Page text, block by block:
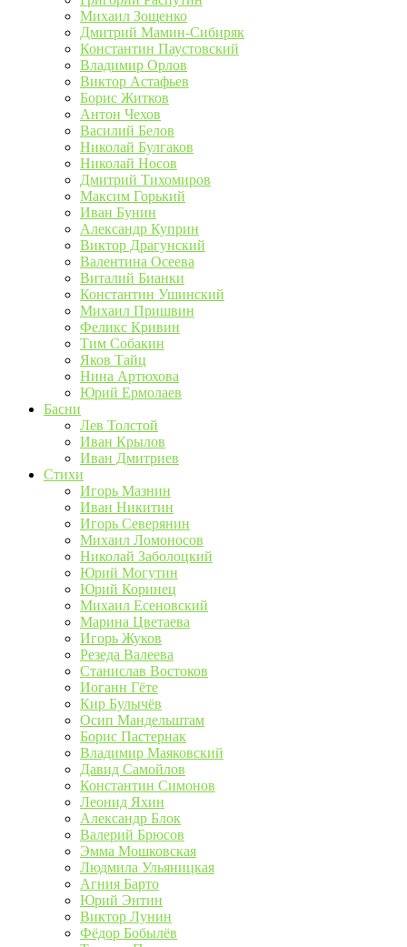
Михаил Зощенко
Дмитрий Мамин-Сибиряк
Константин Паустовский
Владимир Орлов
Виктор Астафьев
Борис Житков
Антон Чехов
Василий Белов
Николай Булгаков
Николай Носов
Дмитрий Тихомиров
Максим Горький
Иван Бунин
Александр Куприн
Виктор Драгунский
Валентина Осеева
Виталий Бианки
Константин Ушинский
Михаил Пришвин
Феликс Кривин
Тим Собакин
Яков Тайц
Нина Артюхова
Юрий Ермолаев
Басни
Лев Толстой
Иван Крылов
Иван Дмитриев
Стихи
Игорь Мазнин
Иван Никитин
Игорь Северянин
Михаил Ломоносов
Николай Заболоцкий
Юрий Могутин
Юрий Коринец
Михаил Есеновский
Марина Цветаева
Игорь Жуков
Резеда Валеева
Станислав Востоков
Иоганн Гёте
Кир Булычёв
Осип Мандельштам
Борис Пастернак
Владимир Маяковский
Давид Самойлов
Константин Симонов
Леонид Яхин
Александр Блок
Валерий Брюсов
Эмма Мошковская
Людмила Ульяницкая
Агния Барто
Юрий Энтин
Виктор Лунин
Фёдор Бобылёв